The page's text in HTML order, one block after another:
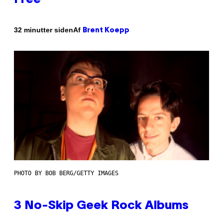
32 minutter sidenAf Brent Koepp
PHOTO BY BOB BERG/GETTY IMAGES
3 No-Skip Geek Rock Albums